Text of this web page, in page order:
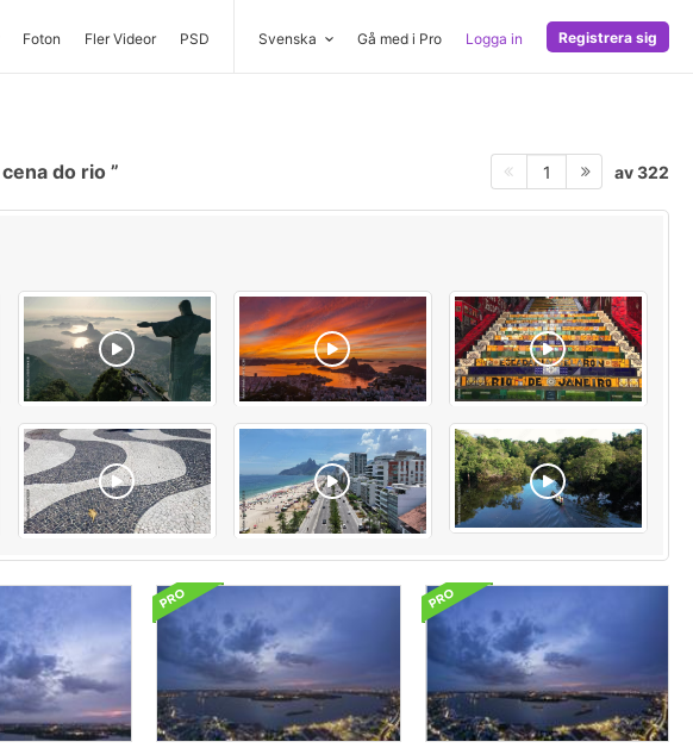
Foton Fler Videor PSD Svenska Gå med i Pro Logga in Registrera sig
cena do rio 1 av 322